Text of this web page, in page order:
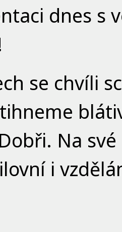
dnes s
se chvíli
Na
i